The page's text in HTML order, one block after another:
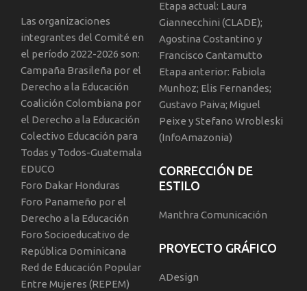
Las organizaciones
integrantes del Comité en
el período 2022-2026 son:
Campaña Brasileña por el
Derecho a la Educación
Coalición Colombiana por
el Derecho a la Educación
Colectivo Educación para
Todas y Todos-Guatemala
EDUCO
Foro Dakar Honduras
Foro Panameño por el
Derecho a la Educación
Foro Socioeducativo de
República Dominicana
Red de Educación Popular
Entre Mujeres (REPEM)
Etapa actual: Laura
Giannecchini (CLADE);
Agostina Costantino y
Francisco Cantamutto
Etapa anterior: Fabiola
Munhoz; Elis Fernandes;
Gustavo Paiva; Miguel
Peixe y Stefano Wrobleski
(InfoAmazonia)
CORRECCIÓN DE
ESTILO
Manthra Comunicación
PROYECTO GRÁFICO
ADesign